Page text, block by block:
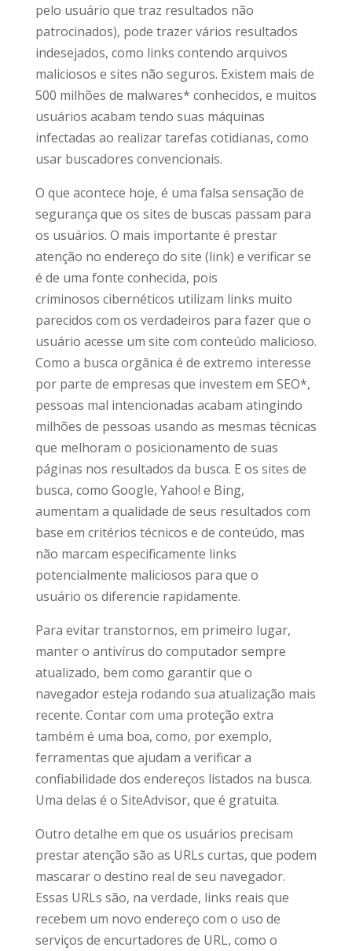
pelo usuário que traz resultados não
patrocinados), pode trazer vários resultados
indesejados, como links contendo arquivos
maliciosos e sites não seguros. Existem mais de
500 milhões de malwares* conhecidos, e muitos
usuários acabam tendo suas máquinas
infectadas ao realizar tarefas cotidianas, como
usar buscadores convencionais.
O que acontece hoje, é uma falsa sensação de
segurança que os sites de buscas passam para
os usuários. O mais importante é prestar
atenção no endereço do site (link) e verificar se
é de uma fonte conhecida, pois
criminosos cibernéticos utilizam links muito
parecidos com os verdadeiros para fazer que o
usuário acesse um site com conteúdo malicioso.
Como a busca orgânica é de extremo interesse
por parte de empresas que investem em SEO*,
pessoas mal intencionadas acabam atingindo
milhões de pessoas usando as mesmas técnicas
que melhoram o posicionamento de suas
páginas nos resultados da busca. E os sites de
busca, como Google, Yahoo! e Bing,
aumentam a qualidade de seus resultados com
base em critérios técnicos e de conteúdo, mas
não marcam especificamente links
potencialmente maliciosos para que o
usuário os diferencie rapidamente.
Para evitar transtornos, em primeiro lugar,
manter o antivírus do computador sempre
atualizado, bem como garantir que o
navegador esteja rodando sua atualização mais
recente. Contar com uma proteção extra
também é uma boa, como, por exemplo,
ferramentas que ajudam a verificar a
confiabilidade dos endereços listados na busca.
Uma delas é o SiteAdvisor, que é gratuita.
Outro detalhe em que os usuários precisam
prestar atenção são as URLs curtas, que podem
mascarar o destino real de seu navegador.
Essas URLs são, na verdade, links reais que
recebem um novo endereço com o uso de
serviços de encurtadores de URL, como o